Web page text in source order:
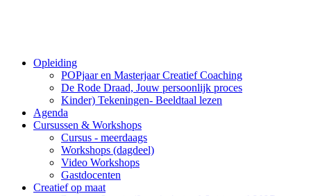
Opleiding
POPjaar en Masterjaar Creatief Coaching
De Rode Draad, Jouw persoonlijk proces
Kinder) Tekeningen- Beeldtaal lezen
Agenda
Cursussen & Workshops
Cursus - meerdaags
Workshops (dagdeel)
Video Workshops
Gastdocenten
Creatief op maat